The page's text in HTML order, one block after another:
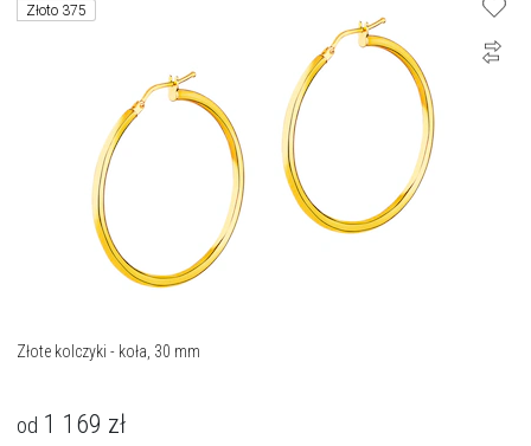
Złoto 375
Złote kolczyki - koła, 30 mm
od 1 169 zł